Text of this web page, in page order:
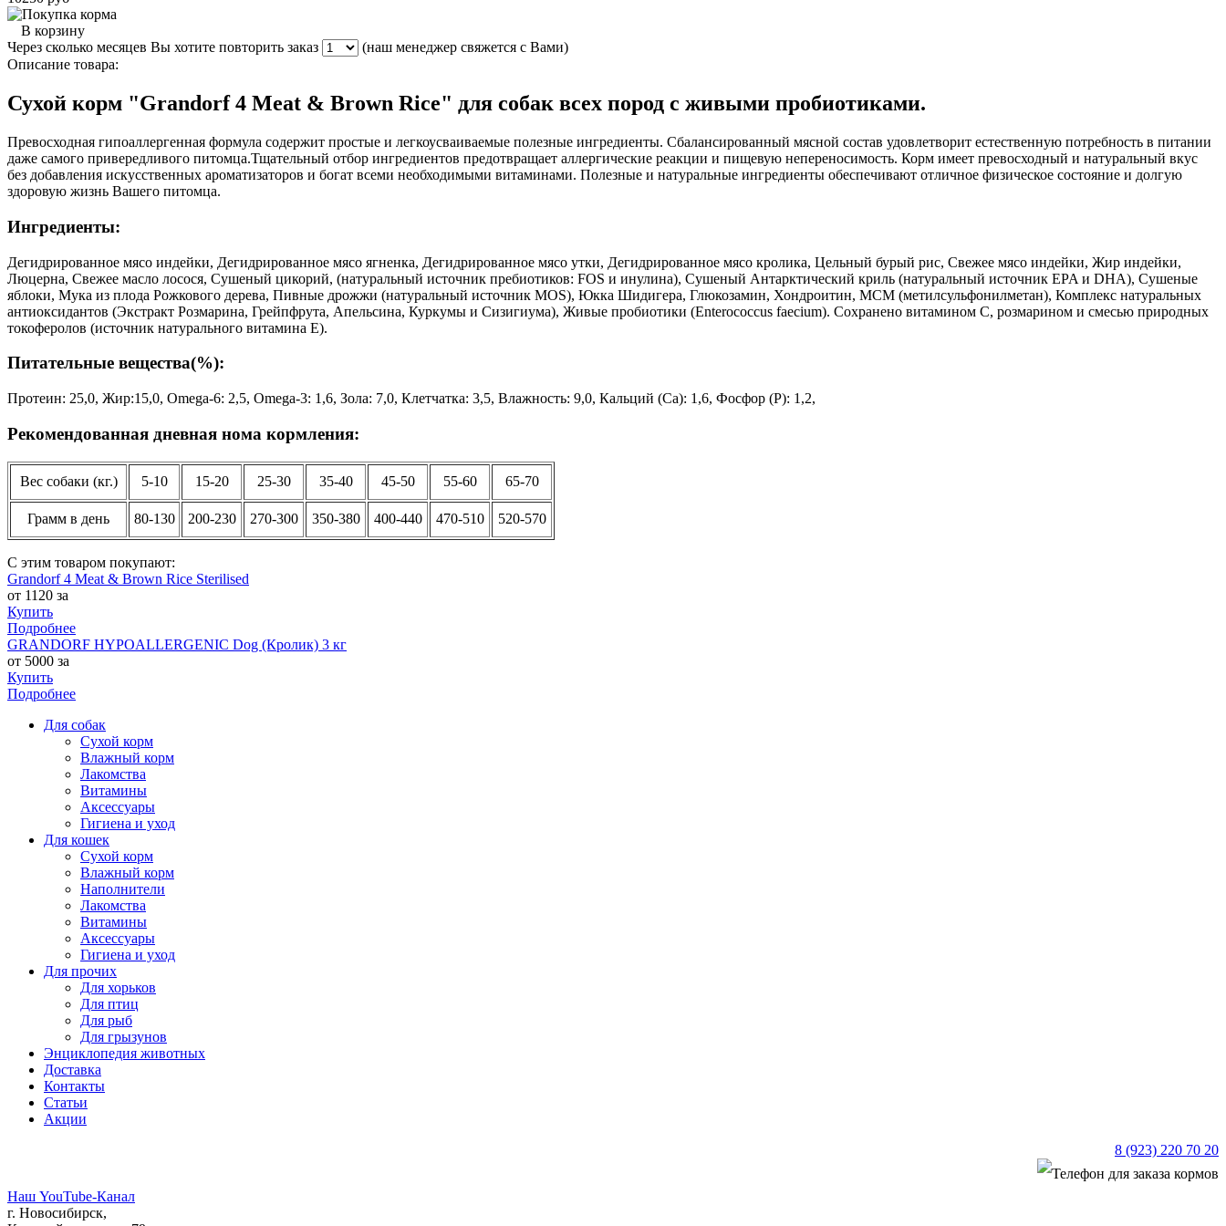
В корзину
Через сколько месяцев Вы хотите повторить заказ
(наш менеджер свяжется с Вами)
Описание товара:
Сухой корм "Grandorf 4 Meat & Brown Rice" для собак всех пород с живыми пробиотиками.
Превосходная гипоаллергенная формула содержит простые и легкоусваиваемые полезные ингредиенты. Сбалансированный мясной состав удовлетворит естественную потребность в питании
даже самого привередливого питомца.Тщательный отбор ингредиентов предотвращает аллергические реакции и пищевую непереносимость. Корм имеет превосходный и натуральный вкус
без добавления искусственных ароматизаторов и богат всеми необходимыми витаминами. Полезные и натуральные ингредиенты обеспечивают отличное физическое состояние и долгую
здоровую жизнь Вашего питомца.
Ингредиенты:
Дегидрированное мясо индейки, Дегидрированное мясо ягненка, Дегидрированное мясо утки, Дегидрированное мясо кролика, Цельный бурый рис, Свежее мясо индейки, Жир индейки,
Люцерна, Свежее масло лосося, Сушеный цикорий, (натуральный источник пребиотиков: FOS и инулина), Cушеный Антарктический криль (натуральный источник EPA и DHA), Сушеные
яблоки, Мука из плода Рожкового дерева, Пивные дрожжи (натуральный источник MOS), Юкка Шидигера, Глюкозамин, Хондроитин, МСМ (метилсульфонилметан), Комплекс натуральных
антиоксидантов (Экстракт Розмарина, Грейпфрута, Апельсина, Куркумы и Сизигиума), Живые пробиотики (Enterococcus faecium). Сохранено витамином С, розмарином и смесью природных
токоферолов (источник натурального витамина Е).
Питательные вещества(%):
Протеин: 25,0, Жир:15,0, Omega-6: 2,5, Omega-3: 1,6, Зола: 7,0, Клетчатка: 3,5, Влажность: 9,0, Кальций (Са): 1,6, Фосфор (P): 1,2,
Рекомендованная дневная нома кормления:
Вес собаки (кг.) 5-10 15-20 25-30 35-40 45-50 55-60 65-70
Грамм в день 80-130 200-230 270-300 350-380 400-440 470-510 520-570
С этим товаром покупают:
Grandorf 4 Meat & Brown Rice Sterilised
от 1120 за
Купить
Подробнее
GRANDORF HYPOALLERGENIC Dog (Кролик) 3 кг
от 5000 за
Купить
Подробнее
Для собак
Сухой корм
Влажный корм
Лакомства
Витамины
Аксессуары
Гигиена и уход
Для кошек
Сухой корм
Влажный корм
Наполнители
Лакомства
Витамины
Аксессуары
Гигиена и уход
Для прочих
Для хорьков
Для птиц
Для рыб
Для грызунов
Энциклопедия животных
Доставка
Контакты
Статьи
Акции
8 (923) 220 70 20
Наш YouTube-Канал
г. Новосибирск,